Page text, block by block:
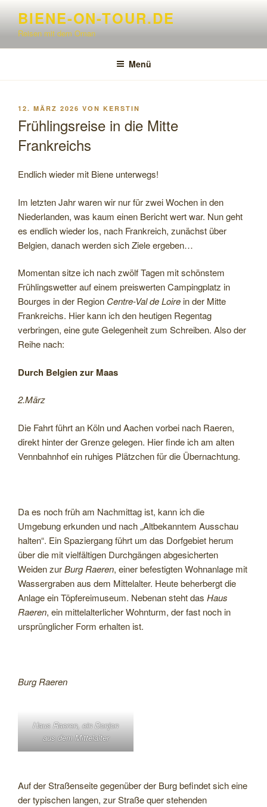
springen
BIENE-ON-TOUR.DE
Reisen mit dem Oman
Menü
VERÖFFENTLICHT
12. MÄRZ 2026 VON KERSTIN
Frühlingsreise in die Mitte
Frankreichs
Endlich wieder mit Biene unterwegs!
Im letzten Jahr waren wir nur für zwei Wochen in den
Niederlanden, was kaum einen Bericht wert war. Nun geht
es endlich wieder los, nach Frankreich, zunächst über
Belgien, danach werden sich Ziele ergeben…
Momentan sitze ich nach zwölf Tagen mit schönstem
Frühlingswetter auf einem preiswerten Campingplatz in
Bourges in der Region Centre-Val de Loirein der Mitte
Frankreichs. Hier kann ich den heutigen Regentag
verbringen, eine gute Gelegenheit zum Schreiben. Also der
Reihe nach:
Durch Belgienzur Maas
2.März
Die Fahrt führt an Köln und Aachen vorbei nach Raeren,
direkt hinter der Grenze gelegen. Hier finde ich am alten
Vennbahnhof ein ruhiges Plätzchen für die Übernachtung.
Da es noch früh am Nachmittag ist, kann ich die
Umgebung erkunden und nach „Altbekanntem Ausschau
halten“. Ein Spaziergang führt um das Dorfgebiet herum
über die mit vielfältigen Durchgängen abgesicherten
Weiden zurBurg Raeren, einer befestigten Wohnanlage mit
Wassergraben aus dem Mittelalter. Heute beherbergt die
Anlage ein Töpfereimuseum. Nebenan steht das Haus
Raeren, ein mittelalterlicher Wohnturm, der fast noch in
ursprünglicher Form erhalten ist.
Burg Raeren
Haus Raeren, ein Donjon
aus dem Mittelalter
Auf der Straßenseite gegenüber der Burg befindet sich eine
der typischen langen, zur Straße quer stehenden